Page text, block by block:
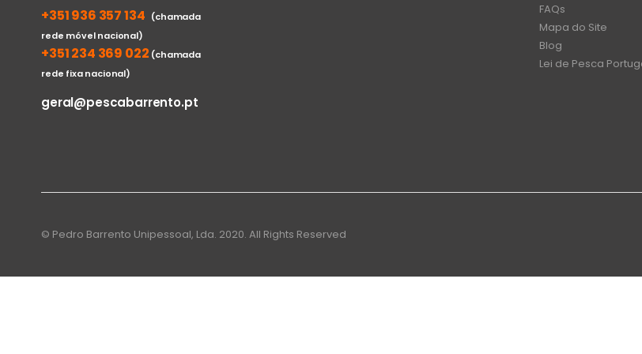
+351 936 357 134 (chamada
rede móvel nacional)
+351 234 369 022 (chamada
rede fixa nacional)
geral@pescabarrento.pt
FAQs
Mapa do Site
Blog
Lei de Pesca
© Pedro Barrento Unipessoal, Lda. 2020. All Rights Reserved